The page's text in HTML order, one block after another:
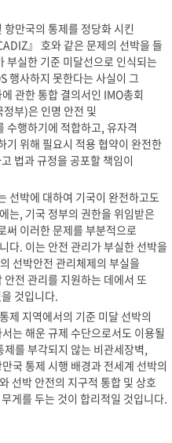
만국의 통제를 정당화 시킨
』 호와 같은 문제의 선박을 들
부실한 기준 미달선으로 인식되는
행사하지 못한다는 사실이 그
관한 통합 결의서인 IMO총회
부)은 인명 안전 및
수행하기에 적합하고, 유자격
기 위해 필요시 적용 협약이 완전한
법과 규정을 공포할 책임이
선박에 대하여 기국이 완전하고도
는, 기국 정부의 권한을 위임받은
써 이러한 문제를 부분적으로
다. 이는 안전 관리가 부실한 선박을
선박안전 관리체제의 부실을
전 관리를 지원하는 데에서 또
것입니다.
제 지역에서의 기준 미달 선박의
는 해운 규제 수단으로서도 이용될
를 부각되지 않는 비관세장벽,
국 통제 시행 배경과 전세계 선박의
선박 안전의 지구적 통합 및 상호
게를 두는 것이 합리적일 것입니다.